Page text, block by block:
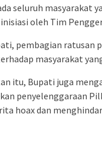
seluruh masyarakat
oleh Tim
pembagian ratusan
masyarakat
itu, Bupati juga
penyelenggaraan
hoax dan